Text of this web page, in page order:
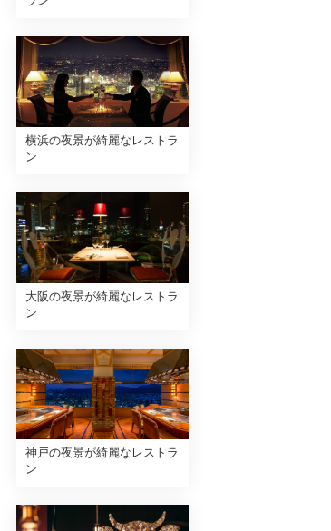
横浜の夜景が綺麗なレストラ
ン
大阪の夜景が綺麗なレストラ
ン
神戸の夜景が綺麗なレストラ
ン